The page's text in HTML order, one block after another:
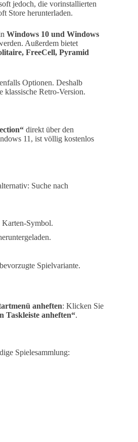
jedoch, die vorinstallierten
Store herunterladen.
Windows 10 und Windows
Außerdem bietet
FreeCell, Pyramid
Optionen. Deshalb
Retro-Version.
direkt über den
11, ist völlig kostenlos
Suche nach
Karten-Symbol.
Spielvariante.
anheften: Klicken Sie
Taskleiste anheften“.
Spielesammlung: